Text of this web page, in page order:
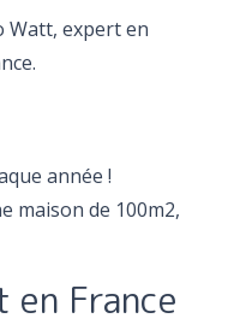
Watt, expert en
année !
maison de 100m2,
France